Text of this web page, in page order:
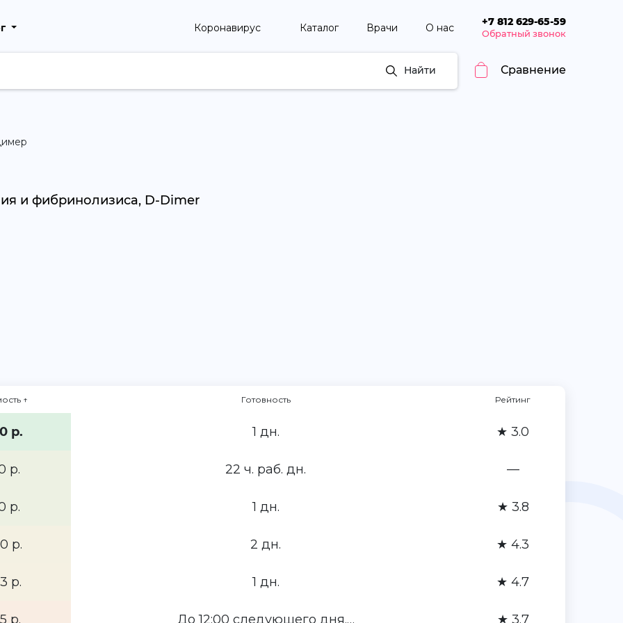
Коронавирус Каталог Врачи О нас +7 812 629-65-59
Обратный звонок
Найти Сравнение
и фибринолизиса, D-Dimer
↑ Готовность Рейтинг
р. 1 дн. ★ 3.0
р. 22 ч. раб. дн. —
р. 1 дн. ★ 3.8
р. 2 дн. ★ 4.3
р. 1 дн. ★ 4.7
р. До 12:00 следующего дня.… ★ 3.7